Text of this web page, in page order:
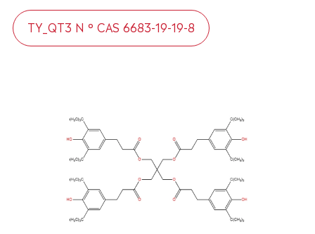
TY_QT3 N ° CAS 6683-19-19-8